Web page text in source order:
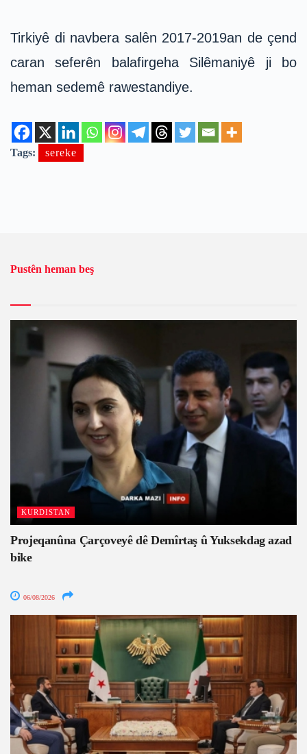
Tirkiyê di navbera salên 2017-2019an de çend
caran seferên balafirgeha Silêmaniyê ji bo
heman sedemê rawestandiye.
Tags: sereke
Pustên heman beş
KURDISTAN
Projeqanûna Çarçoveyê dê Demîrtaş û Yuksekdag azad
bike
06/08/2026